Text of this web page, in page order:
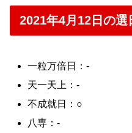
2021年4月12日の選
一粒万倍日：-
天一天上：-
不成就日：○
八専：-